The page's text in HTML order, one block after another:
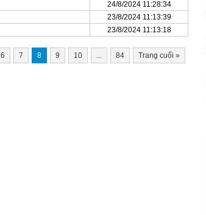
24/8/2024 11:28:34
23/8/2024 11:13:39
23/8/2024 11:13:18
6 7 8 9 10 ... 84 Trang cuối »